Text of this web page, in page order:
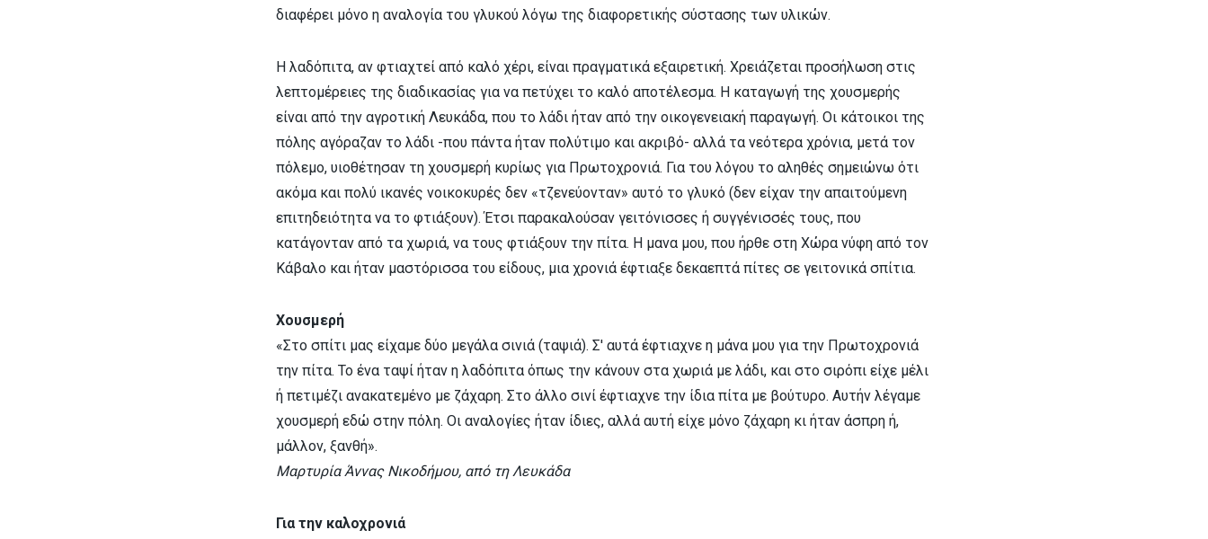
διαφέρει μόνο η αναλογία του γλυκού λόγω της διαφορετικής σύστασης των υλικών.
Η λαδόπιτα, αν φτιαχτεί από καλό χέρι, είναι πραγματικά εξαιρετική. Χρειάζεται προσήλωση στις
λεπτομέρειες της διαδικασίας για να πετύχει το καλό αποτέλεσμα. Η καταγωγή της χουσμερής
είναι από την αγροτική Λευκάδα, που το λάδι ήταν από την οικογενειακή παραγωγή. Οι κάτοικοι της
πόλης αγόραζαν το λάδι -που πάντα ήταν πολύτιμο και ακριβό- αλλά τα νεότερα χρόνια, μετά τον
πόλεμο, υιοθέτησαν τη χουσμερή κυρίως για Πρωτοχρονιά. Για του λόγου το αληθές σημειώνω ότι
ακόμα και πολύ ικανές νοικοκυρές δεν «τζενεύονταν» αυτό το γλυκό (δεν είχαν την απαιτούμενη
επιτηδειότητα να το φτιάξουν). Έτσι παρακαλούσαν γειτόνισσες ή συγγένισσές τους, που
κατάγονταν από τα χωριά, να τους φτιάξουν την πίτα. Η μανα μου, που ήρθε στη Χώρα νύφη από τον
Κάβαλο και ήταν μαστόρισσα του είδους, μια χρονιά έφτιαξε δεκαεπτά πίτες σε γειτονικά σπίτια.
Χουσμερή
«Στο σπίτι μας είχαμε δύο μεγάλα σινιά (ταψιά). Σ' αυτά έφτιαχνε η μάνα μου για την Πρωτοχρονιά
την πίτα. Το ένα ταψί ήταν η λαδόπιτα όπως την κάνουν στα χωριά με λάδι, και στο σιρόπι είχε μέλι
ή πετιμέζι ανακατεμένο με ζάχαρη. Στο άλλο σινί έφτιαχνε την ίδια πίτα με βούτυρο. Αυτήν λέγαμε
χουσμερή εδώ στην πόλη. Οι αναλογίες ήταν ίδιες, αλλά αυτή είχε μόνο ζάχαρη κι ήταν άσπρη ή,
μάλλον, ξανθή».
Μαρτυρία Άννας Νικοδήμου, από τη Λευκάδα
Για την καλοχρονιά